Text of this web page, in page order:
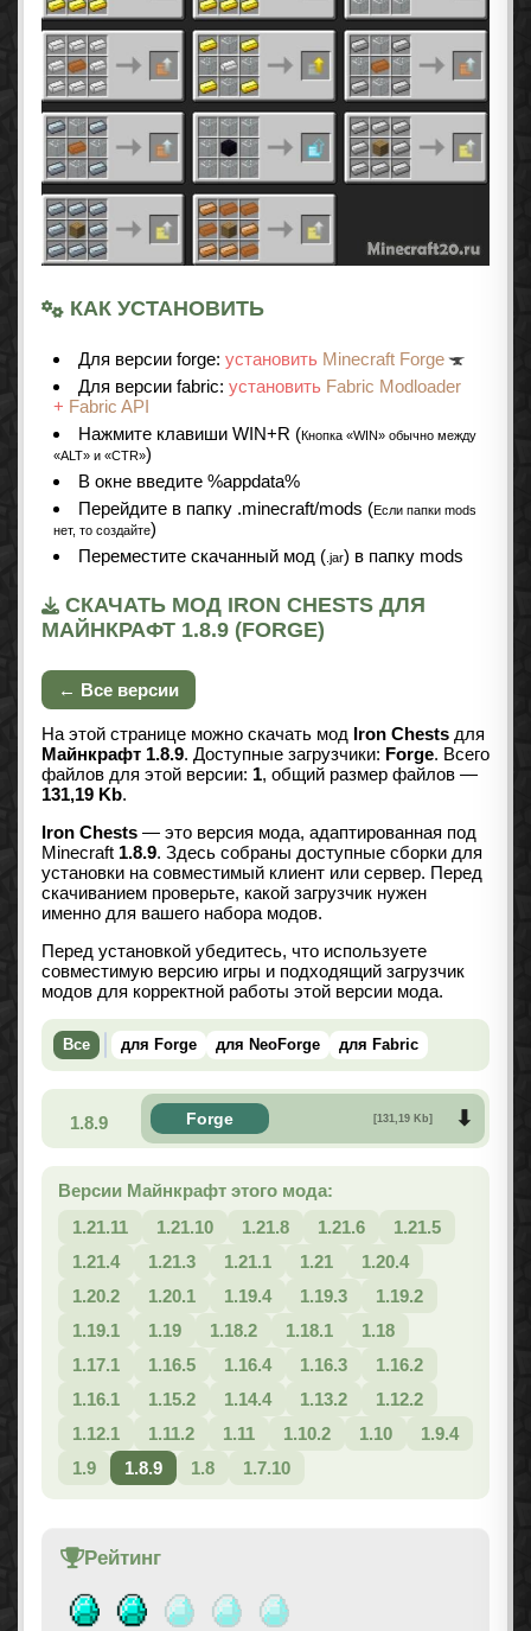
КАК УСТАНОВИТЬ
Для версии forge: установить Minecraft Forge
Для версии fabric: установить Fabric Modloader
+ Fabric API
Нажмите клавиши WIN+R (Кнопка «WIN» обычно между
«ALT» и «CTR»)
В окне введите %appdata%
Перейдите в папку .minecraft/mods (Если папки mods
нет, то создайте)
Переместите скачанный мод ( .jar) в папку mods
СКАЧАТЬ МОД IRON CHESTS ДЛЯ
МАЙНКРАФТ 1.8.9 (FORGE)
← Все версии
На этой странице можно скачать мод Iron Chests для
Майнкрафт 1.8.9. Доступные загрузчики: Forge. Всего
файлов для этой версии: 1, общий размер файлов —
131,19 Kb.
Iron Chests — это версия мода, адаптированная под
Minecraft 1.8.9. Здесь собраны доступные сборки для
установки на совместимый клиент или сервер. Перед
скачиванием проверьте, какой загрузчик нужен
именно для вашего набора модов.
Перед установкой убедитесь, что используете
совместимую версию игры и подходящий загрузчик
модов для корректной работы этой версии мода.
Все для Forge для NeoForge для Fabric
1.8.9 Forge [131,19 Kb]
Версии Майнкрафт этого мода:
1.21.11
1.21.10 1.21.8 1.21.6
1.21.5
1.21.4
1.21.3 1.21.1 1.21
1.20.4
1.20.2
1.20.1 1.19.4 1.19.3
1.19.2
1.19.1
1.19 1.18.2 1.18.1
1.18
1.17.1
1.16.5 1.16.4 1.16.3
1.16.2
1.16.1
1.15.2 1.14.4 1.13.2
1.12.2
1.12.1
1.11.2 1.11 1.10.2 1.10
1.9.4
1.9
1.8.9 1.8 1.7.10
Рейтинг